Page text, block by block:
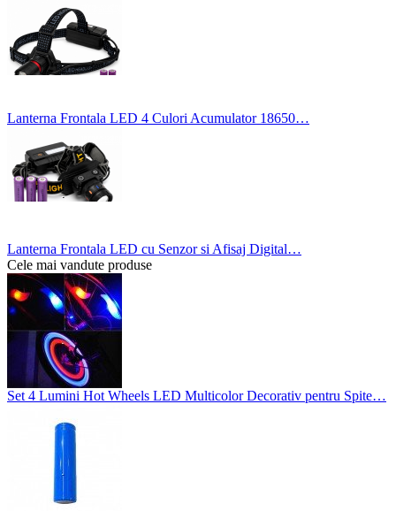
Lanterna Frontala LED 4 Culori Acumulator 18650…
Lanterna Frontala LED cu Senzor si Afisaj Digital…
Cele mai vandute produse
Set 4 Lumini Hot Wheels LED Multicolor Decorativ pentru Spite…